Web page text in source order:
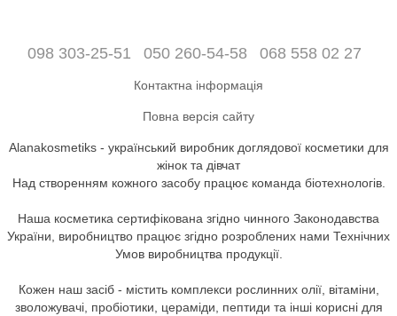
098 303-25-51 050 260-54-58 068 558 02 27
Контактна інформація
Повна версія сайту
Alanakosmetiks - український виробник доглядової косметики для
жінок та дівчат
Над створенням кожного засобу працює команда біотехнологів.
Наша косметика сертифікована згідно чинного Законодавства
України, виробництво працює згідно розроблених нами Технічних
Умов виробництва продукції.
Кожен наш засіб - містить комплекси рослинних олії, вітаміни,
зволожувачі, пробіотики, цераміди, пептиди та інші корисні для